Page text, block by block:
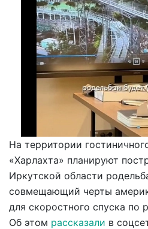
На территории
«Харлахта» планируют
Иркутской области
совмещающий черты
для скоростного спуска по
Об этом рассказали в